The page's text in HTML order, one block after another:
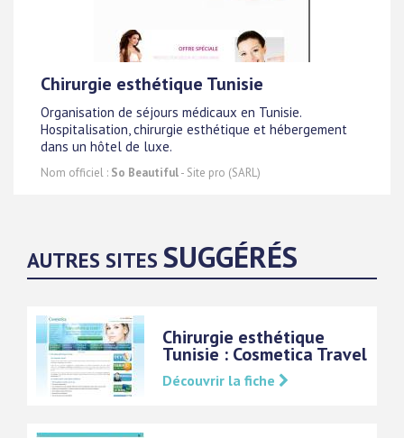
Chirurgie esthétique Tunisie
Organisation de séjours médicaux en Tunisie.
Hospitalisation, chirurgie esthétique et hébergement
dans un hôtel de luxe.
Nom officiel : So Beautiful- Site pro (SARL)
AUTRES SITES SUGGÉRÉS
Chirurgie esthétique
Tunisie : Cosmetica Travel
Découvrir la fiche